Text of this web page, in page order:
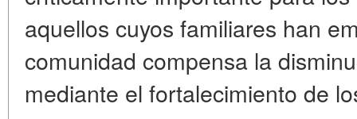
aquellos cuyos familiares han
comunidad compensa la
mediante el fortalecimiento de